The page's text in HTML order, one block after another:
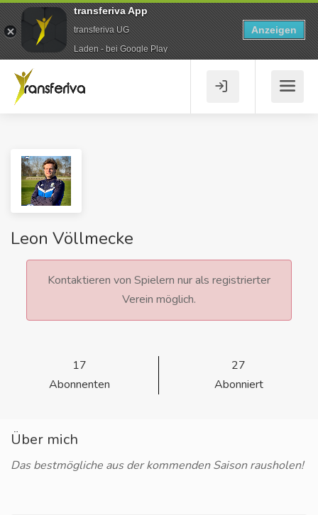
Leon Völlmecke
Kontaktieren von Spielern nur als registrierter
Verein möglich.
17
Abonnenten
27
Abonniert
Über mich
Das bestmögliche aus der kommenden Saison rausholen!
transferiva App
transferiva UG
Laden - bei Google Play
Anzeigen